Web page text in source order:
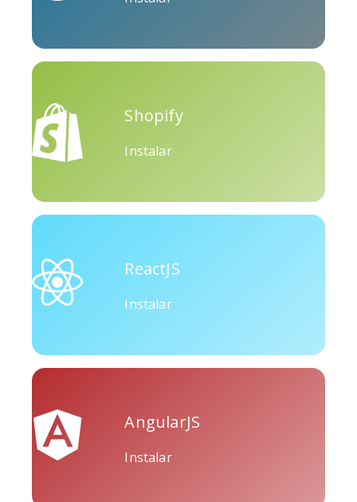
Houzz Threads
Tripadvisor
Shopify
Instalar
ReactJS
Instalar
AngularJS
Instalar